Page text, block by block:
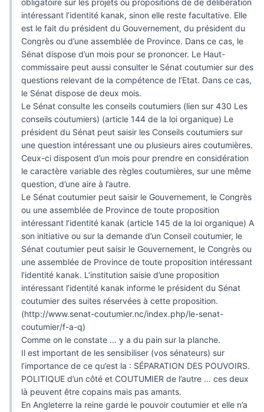
obligatoire sur les projets ou propositions de de délibération
intéressant l’identité kanak, sinon elle reste facultative. Elle
est le fait du président du Gouvernement, du président du
Congrès ou d’une assemblée de Province. Dans ce cas, le
Sénat dispose d’un mois pour se prononcer. Le Haut-
commissaire peut aussi consulter le Sénat coutumier sur des
questions relevant de la compétence de l’Etat. Dans ce cas,
le Sénat dispose de deux mois.
Le Sénat consulte les conseils coutumiers (lien sur 430 Les
conseils coutumiers) (article 144 de la loi organique) Le
président du Sénat peut saisir les Conseils coutumiers sur
une question intéressant une ou plusieurs aires coutumières.
Ceux-ci disposent d’un mois pour prendre en considération
le caractère variable des règles coutumières, sur une même
question, d’une aire à l’autre.
Le Sénat coutumier peut saisir le Gouvernement, le Congrès
ou une assemblée de Province de toute proposition
intéressant l’identité kanak (article 145 de la loi organique) A
son initiative ou sur la demande d’un Conseil coutumier, le
Sénat coutumier peut saisir le Gouvernement, le Congrès ou
une assemblée de Province de toute proposition intéressant
l’identité kanak. L’institution saisie d’une proposition
intéressant l’identité kanak informe le président du Sénat
coutumier des suites réservées à cette proposition.
(http://www.senat-coutumier.nc/index.php/le-senat-
coutumier/f-a-q)
Comme on le constate … y a du pain sur la planche.
Il est important de les sensibiliser (vos sénateurs) sur
l’importance de ce qu’est la : SÉPARATION DES POUVOIRS.
POLITIQUE d’un côté et COUTUMIER de l’autre … ces deux
là peuvent être copains mais pas amants.
En Angleterre la reine garde le pouvoir coutumier et elle n’a